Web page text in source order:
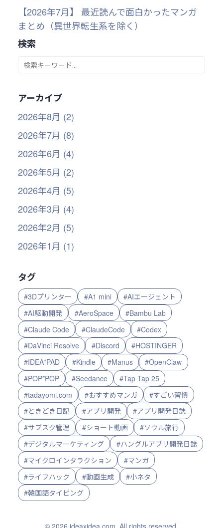
【2026年7月】 最近読んで面白かったマンガ
まとめ（異世界転生系を除く）
検索
アーカイブ
2026年8月 (2)
2026年7月 (8)
2026年6月 (4)
2026年5月 (2)
2026年4月 (5)
2026年3月 (4)
2026年2月 (5)
2026年1月 (1)
タグ
#3Dプリンター #A1 mini
#AIエージェント
#AI駆動開発
#AeroSpace
#Bambu Lab
#Claude Code
#ClaudeCode
#Codex
#DaVinci Resolve
#Discord
#HOSTINGER
#IDEA*PAD
#Kindle #Manus
#OpenClaw
#POP*POP
#Seedance
#Tap Tap 25
#tadayomi.com
#おすすめマンガ
#すごい習慣
#ときどき日記
#アプリ開発
#アプリ開発日誌
#サブスク管理
#ショート動画
#ソウル旅行
#デジタルマーケティング
#ハングルアプリ開発日誌
#マイクロインタラクション
#マンガ
#ライフハック
#動画生成
#小ネタ
#韓国語タイピング
© 2026 ideaxidea.com. All rights reserved.